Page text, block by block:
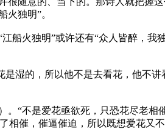
独明”。
火独明”或许还有“众人皆醉，我
湿的，所以他不是去看花，他不
“不是爱花亟欲死，只恐花尽老相
催，催逼催迫，所以既想爱花又